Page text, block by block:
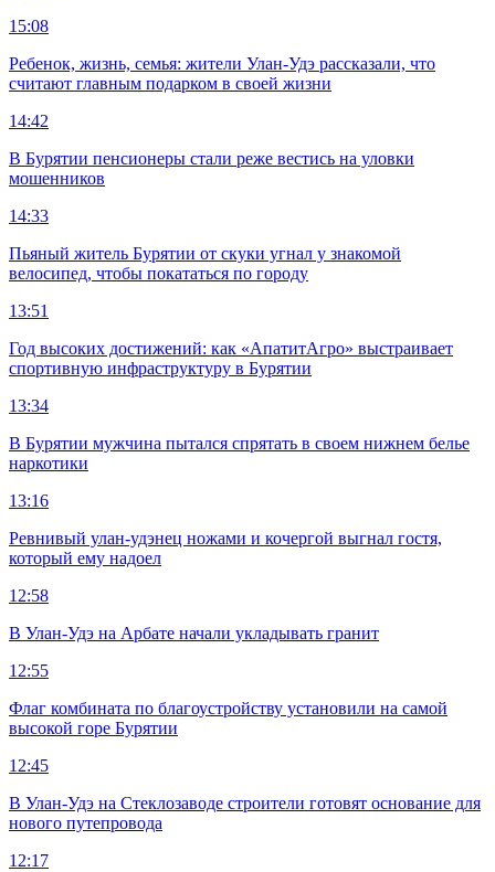
15:08
Ребенок, жизнь, семья: жители Улан-Удэ рассказали, что
считают главным подарком в своей жизни
14:42
В Бурятии пенсионеры стали реже вестись на уловки
мошенников
14:33
Пьяный житель Бурятии от скуки угнал у знакомой
велосипед, чтобы покататься по городу
13:51
Год высоких достижений: как «АпатитАгро» выстраивает
спортивную инфраструктуру в Бурятии
13:34
В Бурятии мужчина пытался спрятать в своем нижнем белье
наркотики
13:16
Ревнивый улан-удэнец ножами и кочергой выгнал гостя,
который ему надоел
12:58
В Улан-Удэ на Арбате начали укладывать гранит
12:55
Флаг комбината по благоустройству установили на самой
высокой горе Бурятии
12:45
В Улан-Удэ на Стеклозаводе строители готовят основание для
нового путепровода
12:17